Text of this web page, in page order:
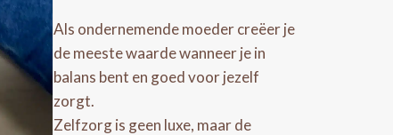
Als ondernemende moeder creëer je
de meeste waarde wanneer je in
balans bent en goed voor jezelf
zorgt.
Zelfzorg is geen luxe, maar de